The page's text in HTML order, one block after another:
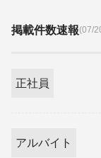
掲載件数速報(07/
正社員
アルバイト